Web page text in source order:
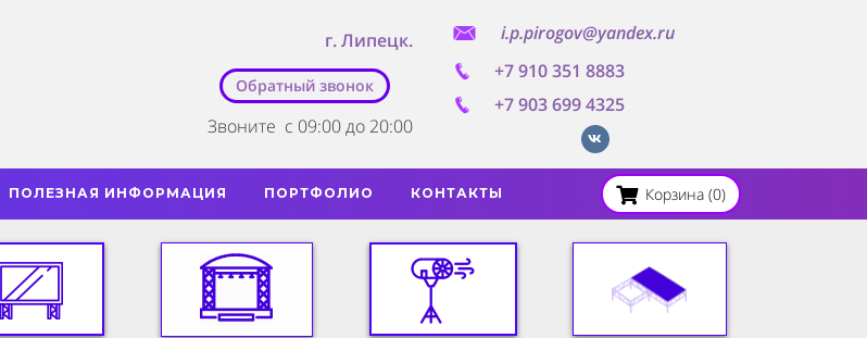
г. Липецк.
Обратный звонок
Звоните с 09:00 до 20:00
i.p.pirogov@yandex.ru
+7 910 351 8883
+7 903 699 4325
ПОЛЕЗНАЯ ИНФОРМАЦИЯ ПОРТФОЛИО КОНТАКТЫ Корзина (0)